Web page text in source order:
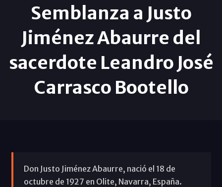
Semblanza a Justo
Jiménez Abaurre del
sacerdote Leandro José
Carrasco Bootello
Don Justo Jiménez Abaurre, nació el 18 de
octubre de 1927 en Olite, Navarra, España.